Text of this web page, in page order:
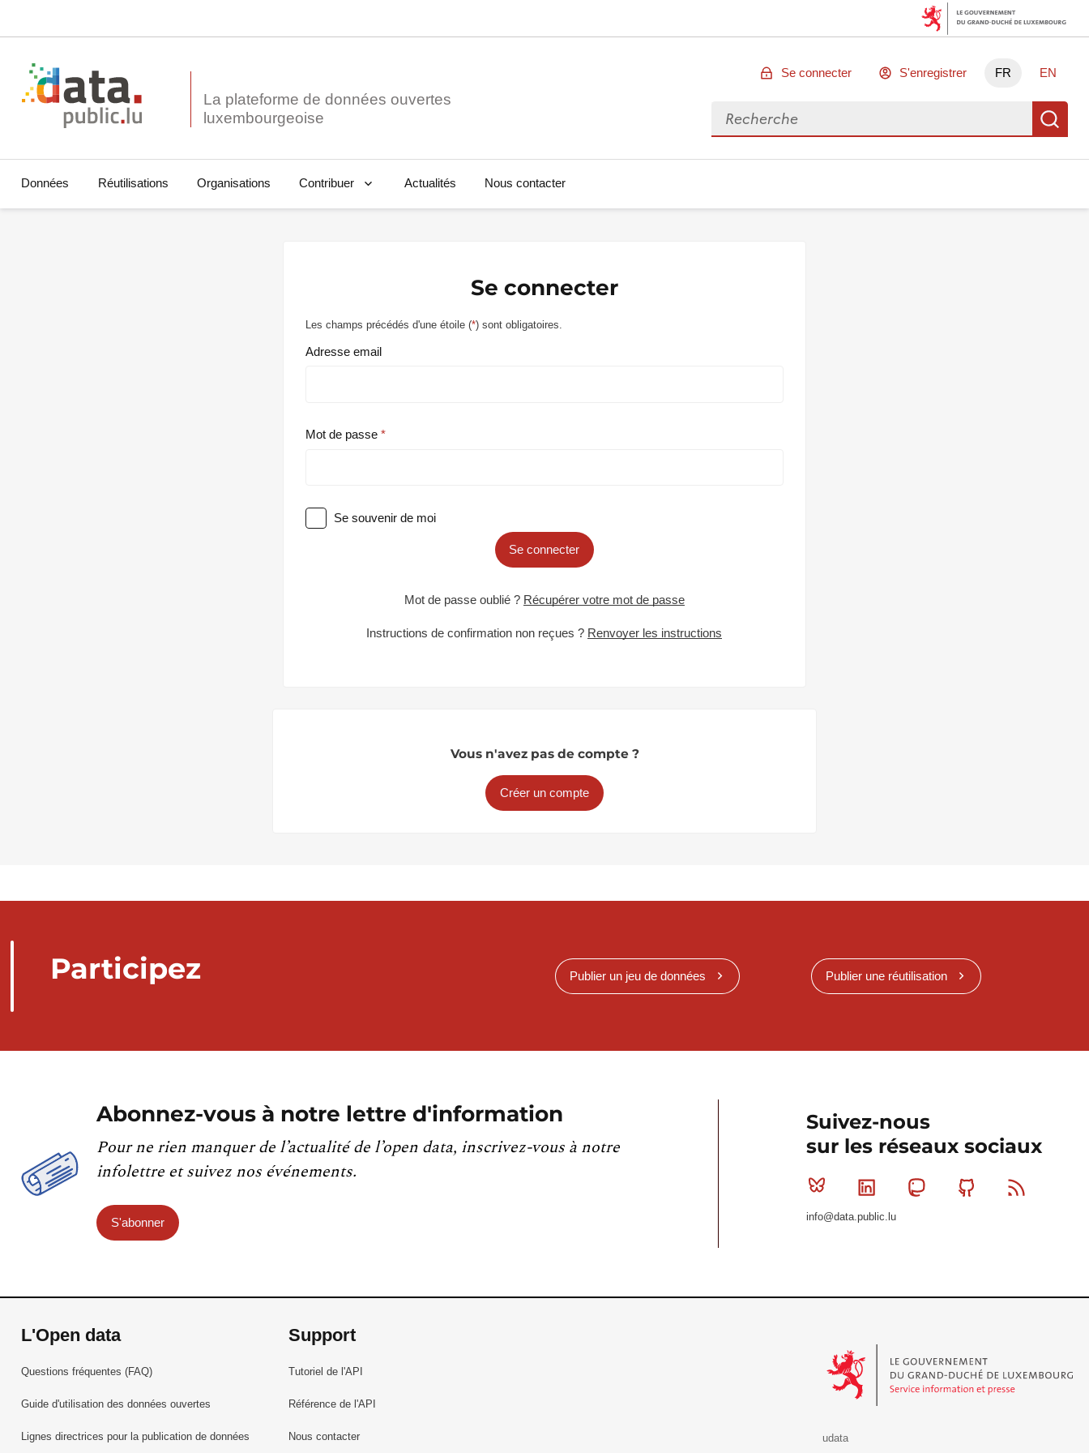
La plateforme de données ouvertes
Se connecter S'enregistrer FR EN
Rechercher des données
Données Réutilisations Organisations Contribuer Actualités Nous contacter
Se connecter
Les champs précédés d'une étoile (*) sont obligatoires.
Adresse email
Mot de passe
Se souvenir de moi
Se connecter
Mot de passe oublié ? Récupérer votre mot de passe
Instructions de confirmation non reçues ? Renvoyer les instructions
Vous n'avez pas de compte ?
Créer un compte
Participez Publier un jeu de données Publier une réutilisation
Abonnez-vous à notre lettre d'information
Pour ne rien manquer de l’actualité de l’open data, inscrivez-vous à notre
infolettre et suivez nos événements.
S'abonner
Suivez-nous
sur les réseaux sociaux
Bluesky Linkedin MastodonGithub
info@data.public.lu
L'Open data
Questions fréquentes (FAQ)
Guide d'utilisation des données ouvertes
Lignes directrices pour la publication de données
Support
Tutoriel de l'API
Référence de l'API
Nous contacter
udata